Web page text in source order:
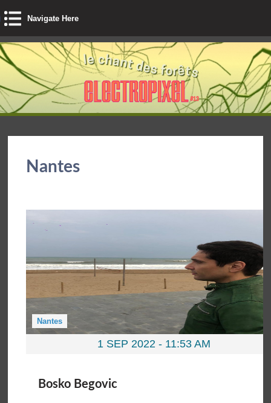
Navigate Here
Nantes
Nantes
1 SEP 2022 - 11:53 AM
Bosko Begovic